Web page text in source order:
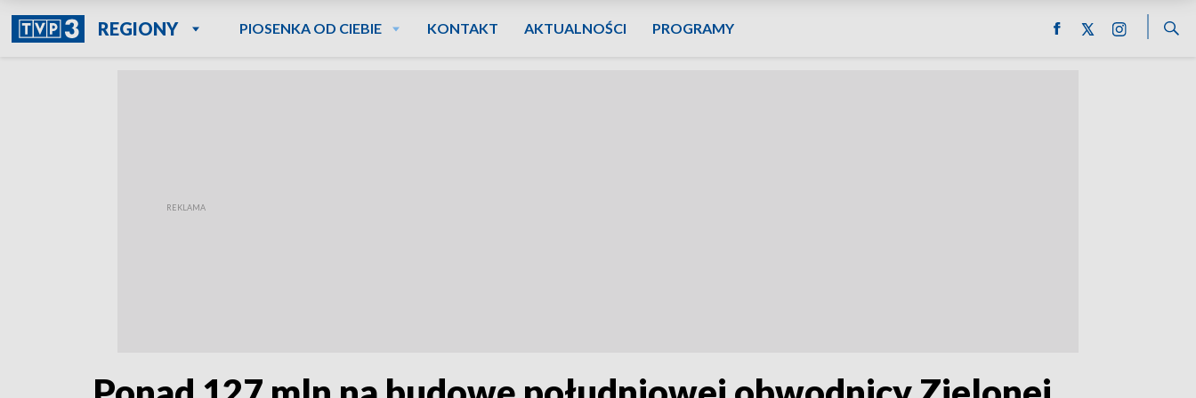
REGIONY PIOSENKA OD CIEBIE KONTAKT AKTUALNOŚCI PROGRAMY